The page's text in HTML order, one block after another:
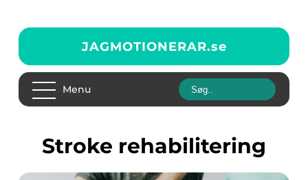
JAGMOTIONERAR.se
Menu
stroke rehabilitering